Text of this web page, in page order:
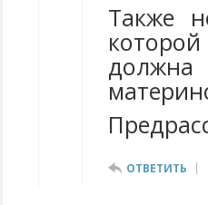
Также
ОТВЕТИТЬ